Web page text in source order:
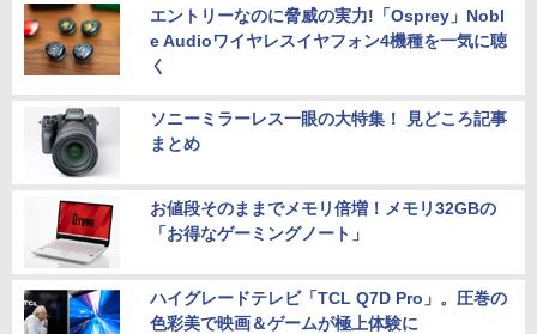
エントリーなのに脅威の実力!「Osprey」Nobl
e Audioワイヤレスイヤフォン4機種を一気に聴
く
ソニーミラーレス一眼の大特集！ 見どころ記事
まとめ
お値段そのままでメモリ倍増！メモリ32GBの
「お得なゲーミングノート」
ハイグレードテレビ「TCL Q7D Pro」。圧巻の
色彩美で映画＆ゲームが極上体験に